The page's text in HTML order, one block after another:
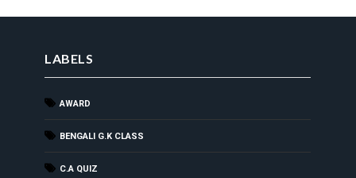
LABELS
AWARD
BENGALI G.K CLASS
C.A QUIZ